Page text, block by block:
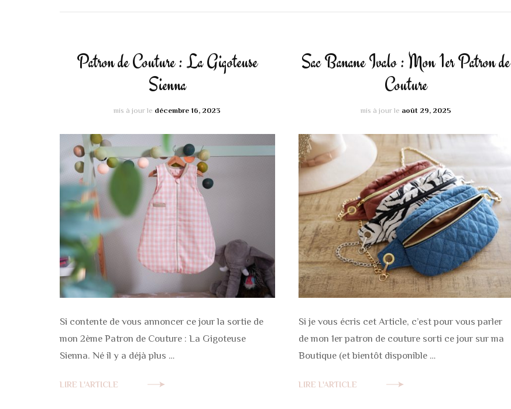
Patron de Couture : La Gigoteuse
Sienna
mis à jour le décembre 16, 2023
Si contente de vous annoncer ce jour la sortie de
mon 2ème Patron de Couture : La Gigoteuse
Sienna. Né il y a déjà plus …
LIRE L'ARTICLE
Sac Banane Ivalo : Mon 1er Patron de
Couture
mis à jour le août 29, 2025
Si je vous écris cet Article, c’est pour vous parler
de mon 1er patron de couture sorti ce jour sur ma
Boutique (et bientôt disponible …
LIRE L'ARTICLE